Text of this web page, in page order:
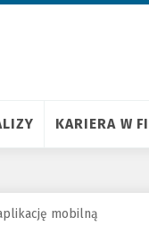
KARIERA W
mobilną